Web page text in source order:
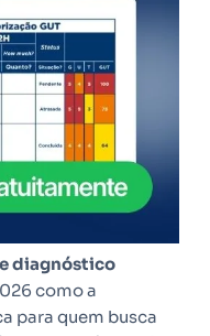
diagnóstico
como a
para quem busca